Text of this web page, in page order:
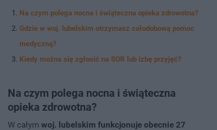
Na czym polega nocna i świąteczna opieka zdrowotna?
Gdzie w woj. lubelskim otrzymasz całodobową pomoc
medyczną?
Kiedy można się zgłosić na SOR lub izbę przyjęć?
Na czym polega nocna i świąteczna
opieka zdrowotna?
W całym woj. lubelskim funkcjonuje obecnie 27